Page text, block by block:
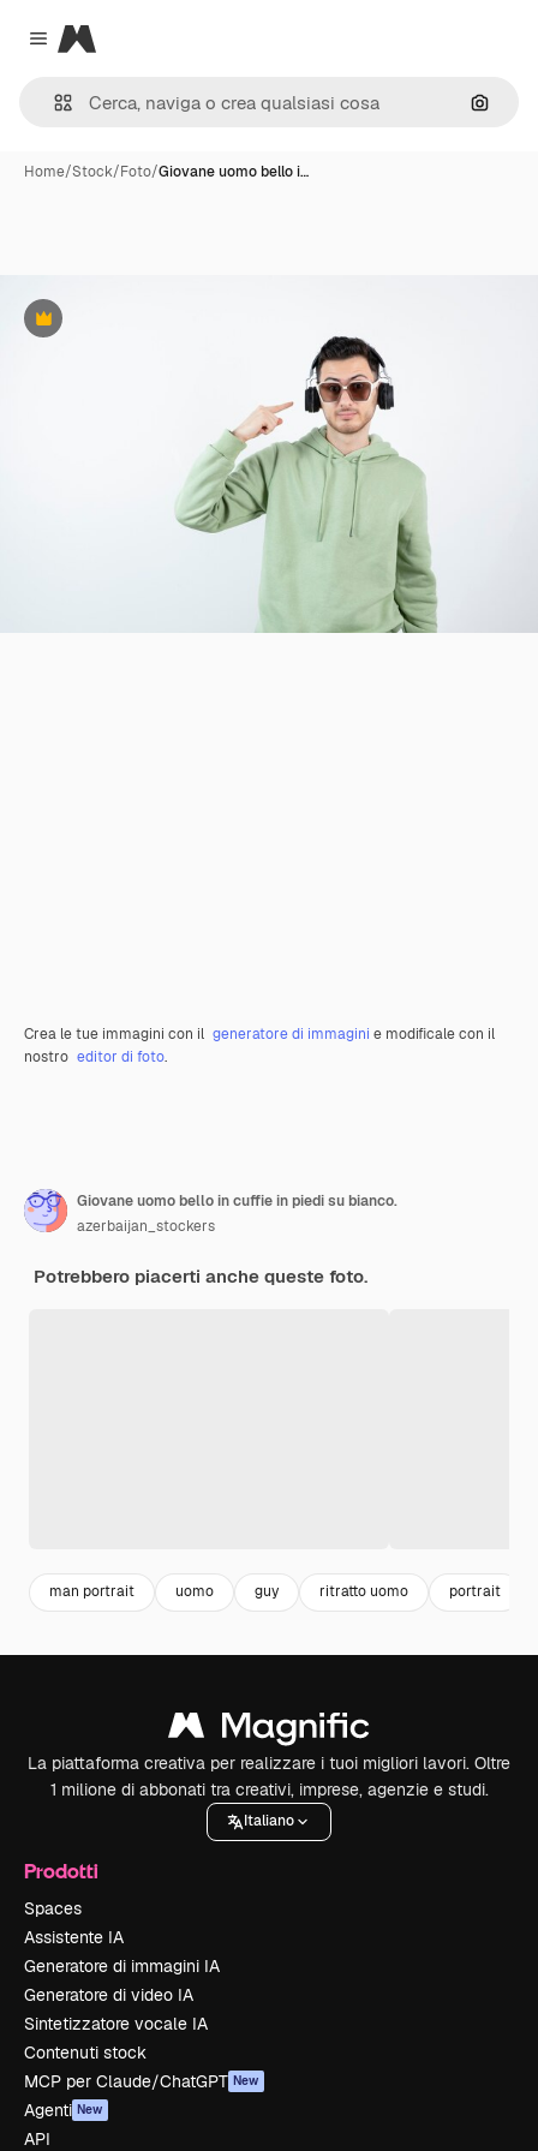
Close menu
Magnific
Cerca
Home/Stock/Foto/Giovane uomo bello i…
Premium
Crea le tue immagini con il generatore di immagini e modificale con il
nostro editor di foto.
Giovane uomo bello in cuffie in piedi su bianco.
azerbaijan_stockers
Potrebbero piacerti anche queste foto.
man portrait uomo guy ritratto uomo portrait
La piattaforma creativa per realizzare i tuoi migliori lavori. Oltre
1 milione di abbonati tra creativi, imprese, agenzie e studi.
Italiano
Prodotti
Spaces
Assistente IA
Generatore di immagini IA
Generatore di video IA
Sintetizzatore vocale IA
Contenuti stock
MCP per Claude/ChatGPT New
Agenti New
API